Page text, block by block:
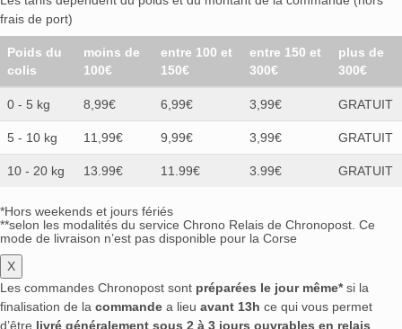
frais de port)
Poids du
colis
moins de
100€
entre 100 et
150€
entre 150 et
300€
plus de
300€
0 - 5 kg 8,99€ 6,99€ 3,99€ GRATUIT
5 - 10 kg 11,99€ 9,99€ 3,99€ GRATUIT
10 - 20 kg 13.99€ 11.99€ 3.99€ GRATUIT
*Hors weekends et jours fériés
**selon les modalités du service Chrono Relais de Chronopost. Ce
mode de livraison n’est pas disponible pour la Corse
X
Les commandes Chronopost sont préparées le jour même*si la
finalisation de la commande a lieu avant 13h ce qui vous permet
d’être livré généralement sous 2 à 3 jours ouvrables en relais